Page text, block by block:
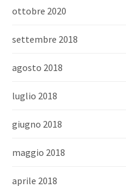
ottobre 2020
settembre 2018
agosto 2018
luglio 2018
giugno 2018
maggio 2018
aprile 2018